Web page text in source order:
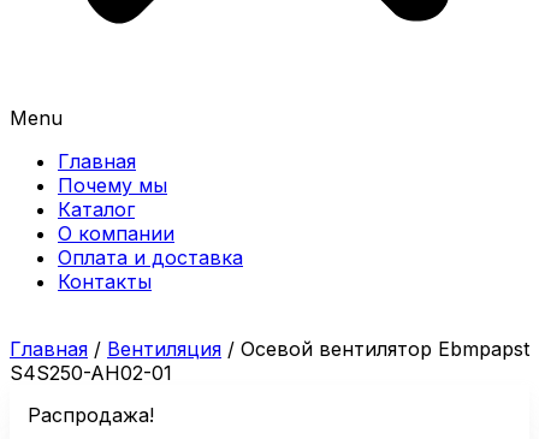
Menu
Главная
Почему мы
Каталог
О компании
Оплата и доставка
Контакты
Главная / Вентиляция / Осевой вентилятор Ebmpapst
S4S250-AH02-01
Распродажа!